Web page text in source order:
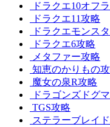
ドラクエ10オフ
ドラクエ11攻略
ドラクエモンス
ドラクエ6攻略
メタファー攻略
知恵のかりもの
魔女の泉R攻略
ドラゴンズドグ
TGS攻略
ステラーブレイ